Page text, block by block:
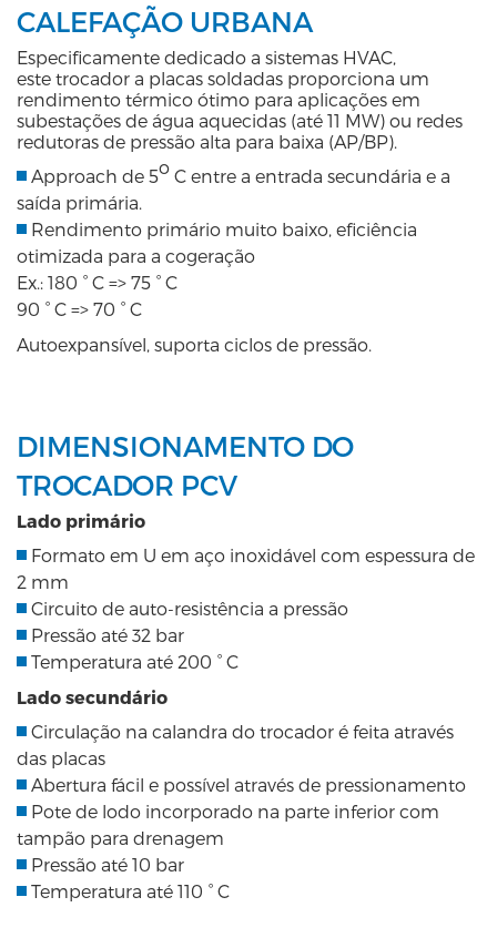
CALEFAÇÃO URBANA
Especificamente dedicado a sistemas HVAC,
este trocador a placas soldadas proporciona um
rendimento térmico ótimo para aplicações em
subestações de água aquecidas (até 11 MW) ou redes
redutoras de pressão alta para baixa (AP/BP).
Approach de 5o C entre a entrada secundária e a
saída primária.
Rendimento primário muito baixo, eficiência
otimizada para a cogeração
Ex.: 180 ° C => 75 ° C
90 ° C => 70 ° C
Autoexpansível, suporta ciclos de pressão.
DIMENSIONAMENTO DO
TROCADOR PCV
Lado primário
Formato em U em aço inoxidável com espessura de
2 mm
Circuito de auto-resistência a pressão
Pressão até 32 bar
Temperatura até 200 ° C
Lado secundário
Circulação na calandra do trocador é feita através
das placas
Abertura fácil e possível através de pressionamento
Pote de lodo incorporado na parte inferior com
tampão para drenagem
Pressão até 10 bar
Temperatura até 110 ° C